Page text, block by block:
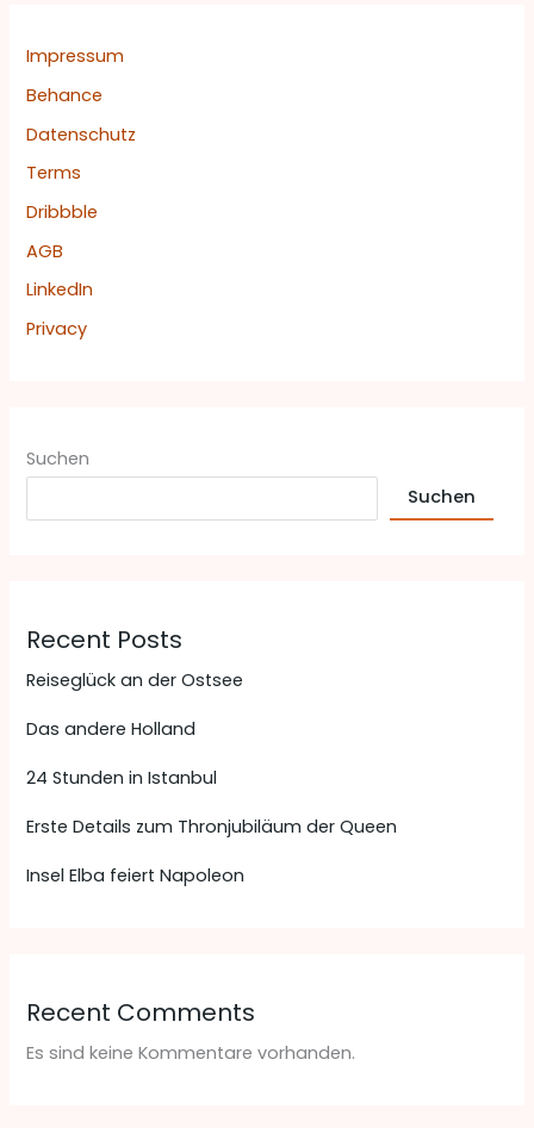
c
Impressum
Behance
Datenschutz
Terms
Dribbble
AGB
LinkedIn
Privacy
Suchen
Suchen
Recent Posts
Reiseglück an der Ostsee
Das andere Holland
24 Stunden in Istanbul
Erste Details zum Thronjubiläum der Queen
Insel Elba feiert Napoleon
Recent Comments
Es sind keine Kommentare vorhanden.